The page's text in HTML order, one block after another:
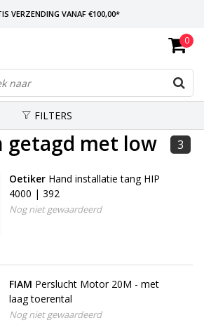
VERZENDING VANAF €100,00*
VOOR 14:00 BESTELD, ZELFDE DAG VERZONDEN
WERELDWIJDE LEVERING
0
FILTERS
getagd met low 3
Oetiker Hand installatie tang HIP
4000 | 392
Nog niet gewaardeerd
FIAM Perslucht Motor 20M - met
laag toerental
Nog niet gewaardeerd